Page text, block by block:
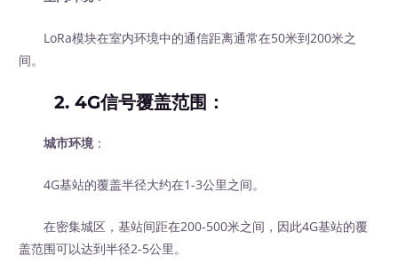
LoRa模块在室内环境中的通信距离通常在50米到200米之
间。
2. 4G信号覆盖范围：
城市环境 ：
4G基站的覆盖半径大约在1-3公里之间。
在密集城区，基站间距在200-500米之间，因此4G基站的覆
盖范围可以达到半径2-5公里。